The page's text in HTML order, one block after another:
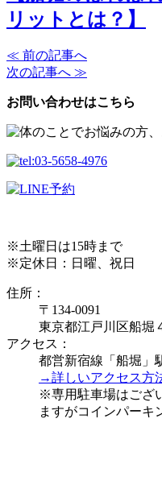
リットとは？】
≪ 前の記事へ
次の記事へ ≫
お問い合わせはこちら
※土曜日は15時まで
※定休日：日曜、祝日
住所：
〒134-0091
東京都江戸川区船堀
アクセス：
都営新宿線「船堀」
→詳しいアクセス方
※専用駐車場はござ
ますがコインパーキ